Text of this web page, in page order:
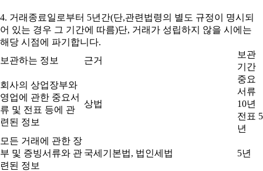
4. 거래종료일로부터 5년간(단,관련법령의 별도 규정이 명시되
어 있는 경우 그 기간에 따름)단, 거래가 성립하지 않을 시에는
해당 시점에 파기합니다.
보관하는 정보
근거
보관
기간
회사의 상업장부와
영업에 관한 중요서
류 및 전표 등에 관
련된 정보
상법
중요
서류
10년
전표 5
년
모든 거래에 관한 장
부 및 증빙서류와 관
련된 정보
국세기본법, 법인세법 5년